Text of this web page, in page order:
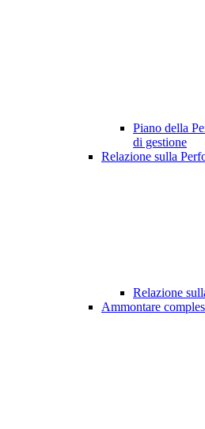
Piano della
di gestione
Relazione sulla
Relazione
Ammontare